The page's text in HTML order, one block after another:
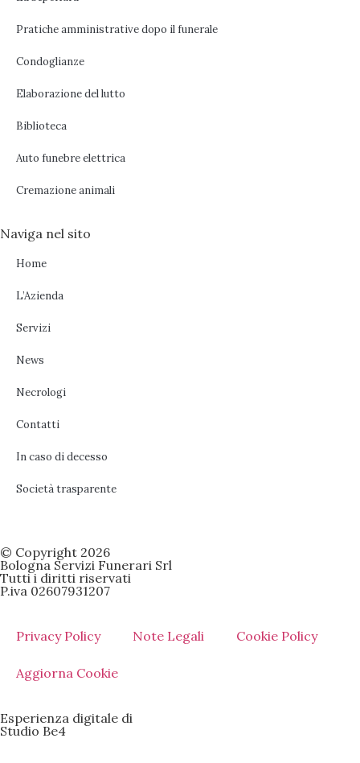
Pratiche amministrative dopo il funerale
Condoglianze
Elaborazione del lutto
Biblioteca
Auto funebre elettrica
Cremazione animali
Naviga nel sito
Home
L’Azienda
Servizi
News
Necrologi
Contatti
In caso di decesso
Società trasparente
© Copyright 2026
Bologna Servizi Funerari Srl
Tutti i diritti riservati
P.iva 02607931207
Privacy Policy Note Legali Cookie Policy
Aggiorna Cookie
Esperienza digitale di
Studio Be4